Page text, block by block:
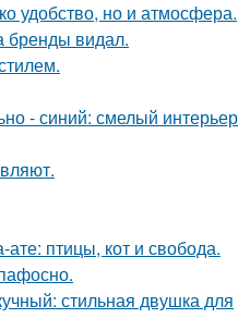
удобство, но и атмосфера.
бренды видал.
- синий: смелый интерьер
птицы, кот и свобода.
стильная двушка для